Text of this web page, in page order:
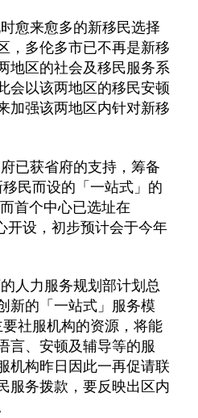
愈来愈多的新移民选择
，多伦多市已不再是新移
地区的社会及移民服务系
会以该两地区的移民安顿
加强该两地区内针对新移
已获省府的支持，筹备
民而设的「一站式」的
首个中心已选址在
开设，初步预计会于今年
人力服务规划部计划总
新的「一站式」服务模
社服机构的资源，将能
言、安顿及辅导等的服
机构昨日因此一再促请联
服务拨款，要反映出区内